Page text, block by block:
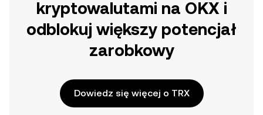
kryptowalutami na OKX i
odblokuj większy potencjał
zarobkowy
Dowiedz się więcej o TRX